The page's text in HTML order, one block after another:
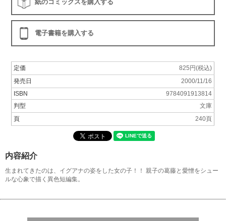
紙のコミックスを購入する
電子書籍を購入する
定価
825円(税込)
発売日
2000/11/16
ISBN
9784091913814
判型
文庫
頁
240頁
内容紹介
生まれてきたのは、イグアナの姿をした女の子！！ 親子の葛藤と愛憎をシュー
ルな心象で描く異色短編集。